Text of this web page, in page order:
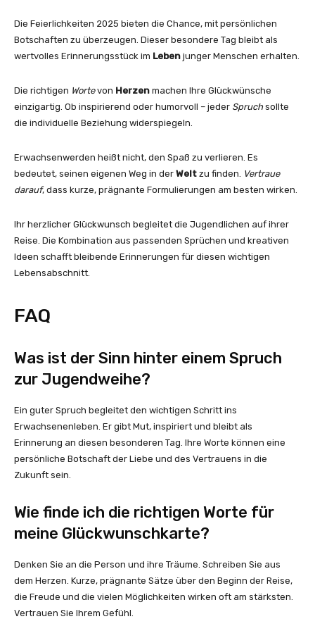
Die Feierlichkeiten 2025 bieten die Chance, mit persönlichen
Botschaften zu überzeugen. Dieser besondere Tag bleibt als
wertvolles Erinnerungsstück im Leben junger Menschen erhalten.
Die richtigen Wortevon Herzen machen Ihre Glückwünsche
einzigartig. Ob inspirierend oder humorvoll – jeder Spruch sollte
die individuelle Beziehung widerspiegeln.
Erwachsenwerden heißt nicht, den Spaß zu verlieren. Es
bedeutet, seinen eigenen Weg in der Welt zu finden. Vertraue
darauf, dass kurze, prägnante Formulierungen am besten wirken.
Ihr herzlicher Glückwunsch begleitet die Jugendlichen auf ihrer
Reise. Die Kombination aus passenden Sprüchen und kreativen
Ideen schafft bleibende Erinnerungen für diesen wichtigen
Lebensabschnitt.
FAQ
Was ist der Sinn hinter einem Spruch
zur Jugendweihe?
Ein guter Spruch begleitet den wichtigen Schritt ins
Erwachsenenleben. Er gibt Mut, inspiriert und bleibt als
Erinnerung an diesen besonderen Tag. Ihre Worte können eine
persönliche Botschaft der Liebe und des Vertrauens in die
Zukunft sein.
Wie finde ich die richtigen Worte für
meine Glückwunschkarte?
Denken Sie an die Person und ihre Träume. Schreiben Sie aus
dem Herzen. Kurze, prägnante Sätze über den Beginn der Reise,
die Freude und die vielen Möglichkeiten wirken oft am stärksten.
Vertrauen Sie Ihrem Gefühl.